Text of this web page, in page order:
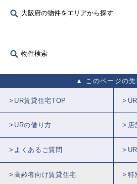
大阪府の物件をエリアから探す
物件検索
このページの
UR賃貸住宅TOP
URの借り方 店
よくあるご質問
高齢者向け賃貸住宅 特